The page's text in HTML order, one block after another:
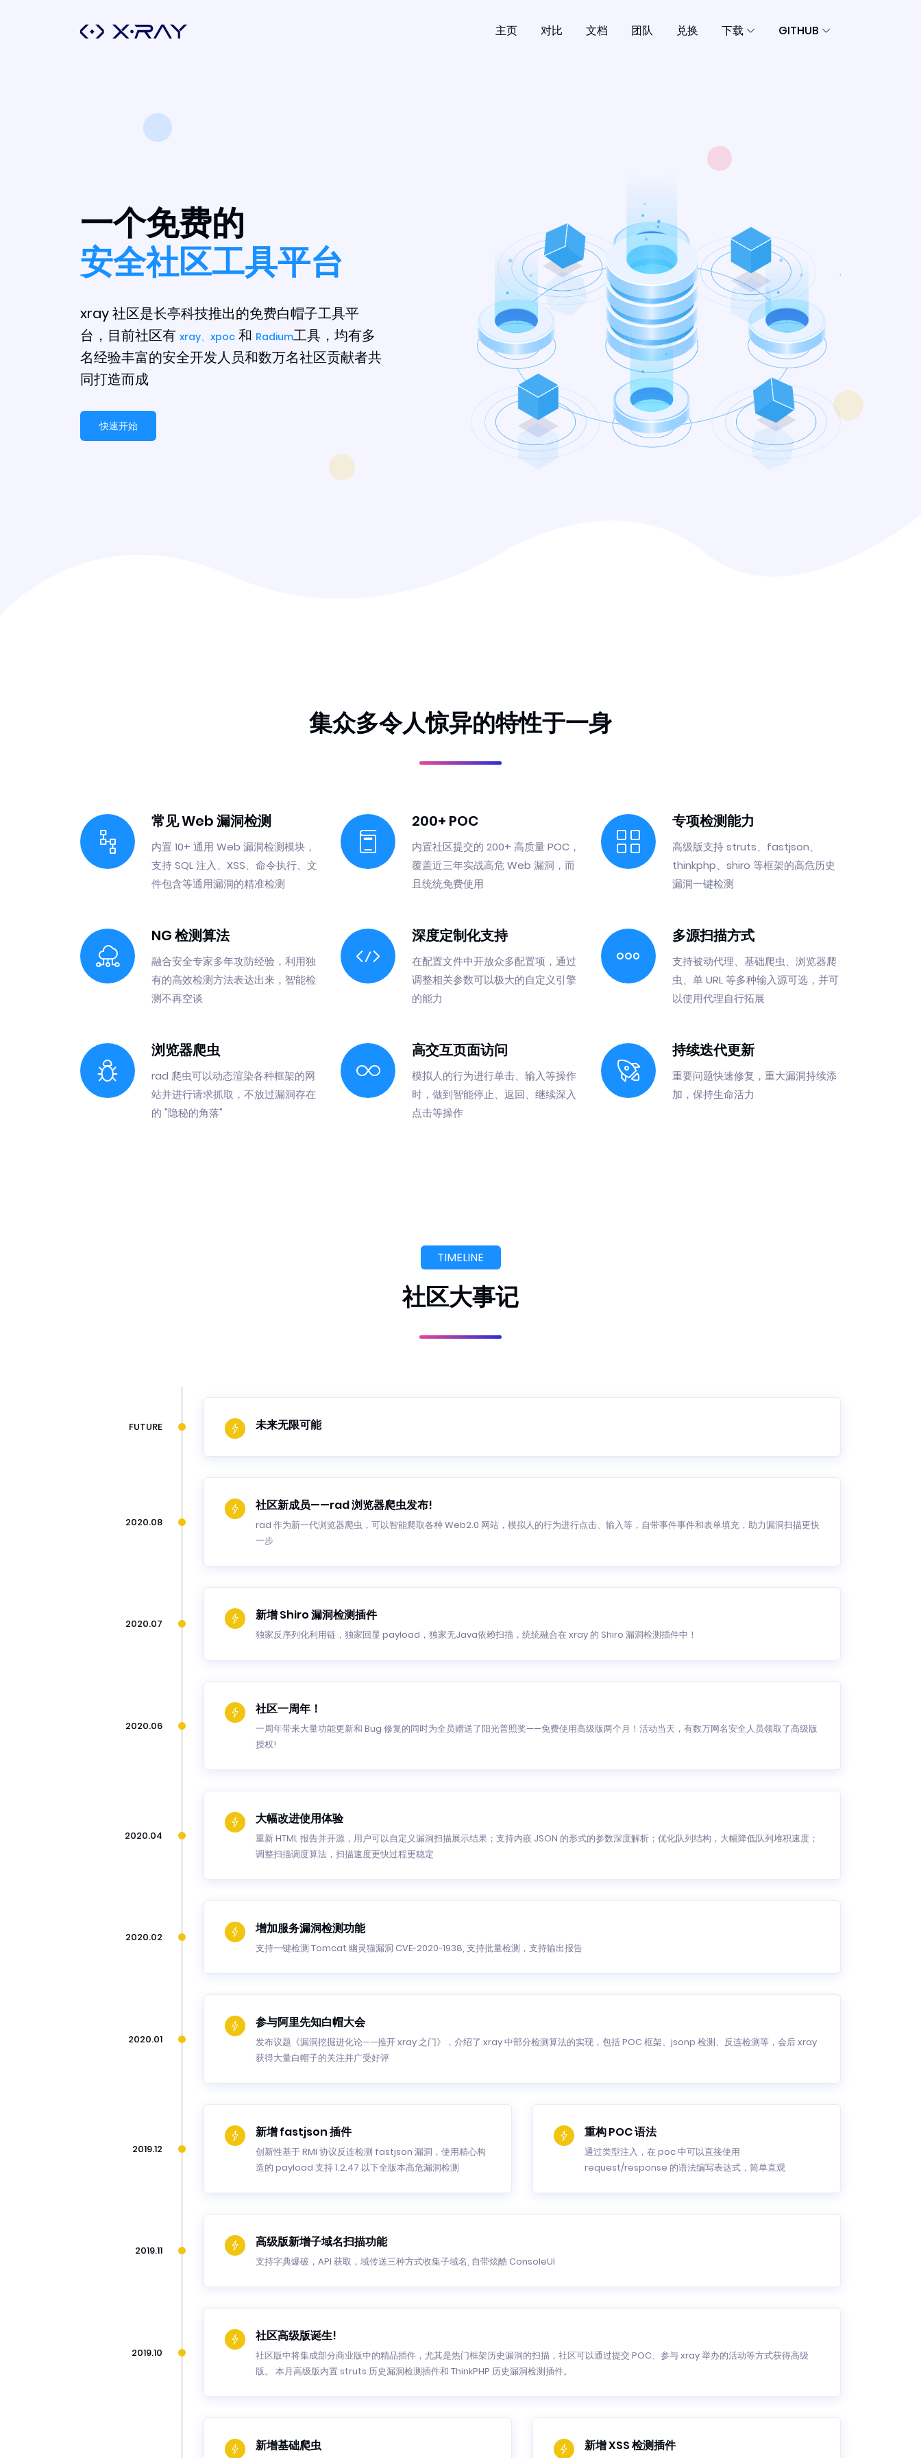
主页 对比 文档 团队 兑换 下载 GITHUB
一个免费的
安全社区工具平台
xray 社区是长亭科技推出的免费白帽子工具平
台，目前社区有 xray、 xpoc 和 Radium工具，均有多
名经验丰富的安全开发人员和数万名社区贡献者共
同打造而成
快速开始
集众多令人惊异的特性于一身
常见 Web 漏洞检测
内置 10+ 通用 Web 漏洞检测模块，
支持 SQL 注入、XSS、命令执行、文
件包含等通用漏洞的精准检测
200+ POC
内置社区提交的 200+ 高质量 POC，
覆盖近三年实战高危 Web 漏洞，而
且统统免费使用
专项检测能力
高级版支持 struts、fastjson、
thinkphp、shiro 等框架的高危历史
漏洞一键检测
NG 检测算法
融合安全专家多年攻防经验，利用独
有的高效检测方法表达出来，智能检
测不再空谈
深度定制化支持
在配置文件中开放众多配置项，通过
调整相关参数可以极大的自定义引擎
的能力
多源扫描方式
支持被动代理、基础爬虫、浏览器爬
虫、单 URL 等多种输入源可选，并可
以使用代理自行拓展
浏览器爬虫
rad 爬虫可以动态渲染各种框架的网
站并进行请求抓取，不放过漏洞存在
的 "隐秘的角落"
高交互页面访问
模拟人的行为进行单击、输入等操作
时，做到智能停止、返回、继续深入
点击等操作
持续迭代更新
重要问题快速修复，重大漏洞持续添
加，保持生命活力
TIMELINE
社区大事记
FUTURE 未来无限可能
2020.08
社区新成员——rad 浏览器爬虫发布!
rad 作为新一代浏览器爬虫，可以智能爬取各种 Web2.0 网站，模拟人的行为进行点击、输入等，自带事件事件和表单填充，助力漏洞扫描更快
一步
2020.07
新增 Shiro 漏洞检测插件
独家反序列化利用链，独家回显 payload，独家无Java依赖扫描，统统融合在 xray 的 Shiro 漏洞检测插件中！
2020.06
社区一周年！
一周年带来大量功能更新和 Bug 修复的同时为全员赠送了阳光普照奖——免费使用高级版两个月！活动当天，有数万网名安全人员领取了高级版
授权!
2020.04
大幅改进使用体验
重新 HTML 报告并开源，用户可以自定义漏洞扫描展示结果；支持内嵌 JSON 的形式的参数深度解析；优化队列结构，大幅降低队列堆积速度；
调整扫描调度算法，扫描速度更快过程更稳定
2020.02
增加服务漏洞检测功能
支持一键检测 Tomcat 幽灵猫漏洞 CVE-2020-1938, 支持批量检测，支持输出报告
2020.01
参与阿里先知白帽大会
发布议题《漏洞挖掘进化论——推开 xray 之门》，介绍了 xray 中部分检测算法的实现，包括 POC 框架、jsonp 检测、反连检测等，会后 xray
获得大量白帽子的关注并广受好评
2019.12
新增 fastjson 插件
创新性基于 RMI 协议反连检测 fastjson 漏洞，使用精心构
造的 payload 支持 1.2.47 以下全版本高危漏洞检测
重构 POC 语法
通过类型注入，在 poc 中可以直接使用
request/response 的语法编写表达式，简单直观
2019.11
高级版新增子域名扫描功能
支持字典爆破，API 获取，域传送三种方式收集子域名, 自带炫酷 ConsoleUI
2019.10
社区高级版诞生!
社区版中将集成部分商业版中的精品插件，尤其是热门框架历史漏洞的扫描，社区可以通过提交 POC、参与 xray 举办的活动等方式获得高级
版。 本月高级版内置 struts 历史漏洞检测插件和 ThinkPHP 历史漏洞检测插件。
新增基础爬虫 新增 XSS 检测插件